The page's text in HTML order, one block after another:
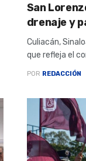
San
drenaje y
Culiacán,
que refleja el
POR REDACCIÓN